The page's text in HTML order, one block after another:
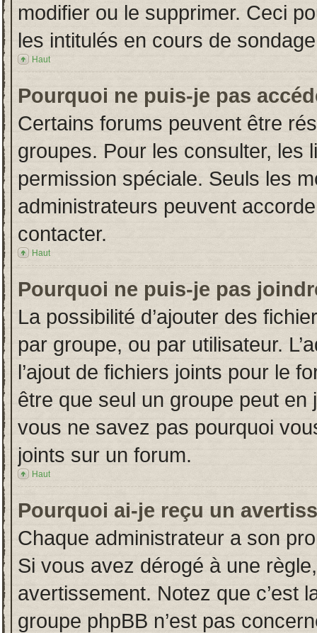
modifier ou le supprimer. Ceci
les intitulés en cours de
Haut
Pourquoi ne puis-je pas
Certains forums peuvent être
groupes. Pour les consulter, les
permission spéciale. Seuls les
administrateurs peuvent
contacter.
Haut
Pourquoi ne puis-je pas
La possibilité d’ajouter des
par groupe, ou par utilisateur.
l’ajout de fichiers joints pour le
être que seul un groupe peut en
vous ne savez pas pourquoi
joints sur un forum.
Haut
Pourquoi ai-je reçu un
Chaque administrateur a son
Si vous avez dérogé à une
avertissement. Notez que c’est
groupe phpBB n’est pas